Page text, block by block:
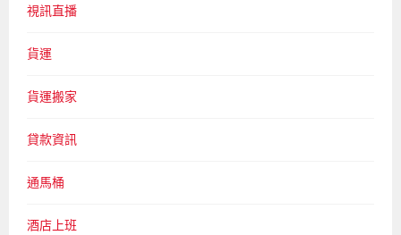
視訊直播
貨運
貨運搬家
貸款資訊
通馬桶
酒店上班